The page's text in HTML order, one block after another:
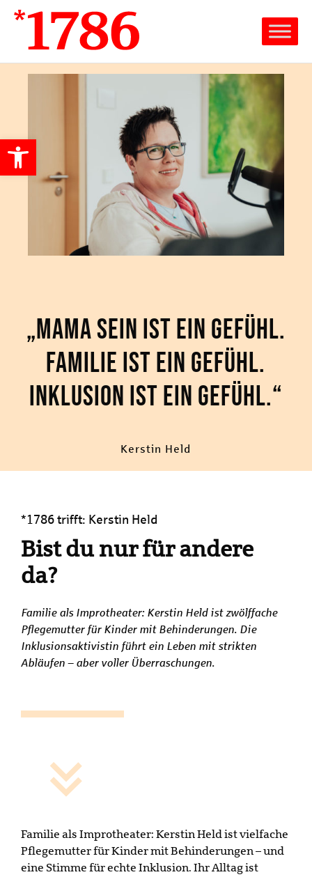
Werkzeugleiste öffnen
„Mama sein ist ein Gefühl.
Familie ist ein Gefühl.
Inklusion ist ein Gefühl.“
Kerstin Held
*1786 trifft: Kerstin Held
Bist du nur für andere
da?
Familie als Improtheater: Kerstin Held ist zwölffache
Pflegemutter für Kinder mit Behinderungen. Die
Inklusionsaktivistin führt ein Leben mit strikten
Abläufen – aber voller Überraschungen.
Familie als Improtheater: Kerstin Held ist vielfache
Pflegemutter für Kinder mit Behinderungen – und
eine Stimme für echte Inklusion. Ihr Alltag ist